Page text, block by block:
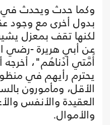
وكما حدث ويحدث
بدول أخرى مع وجود
لكنها تقف بمعزل
عن أبي هريرة -رضي
أُمَّتي أدْناهُم"،
يحترم رأيهم في
الأقل، ومأمورون
العقيدة والأنفس
والأموال.